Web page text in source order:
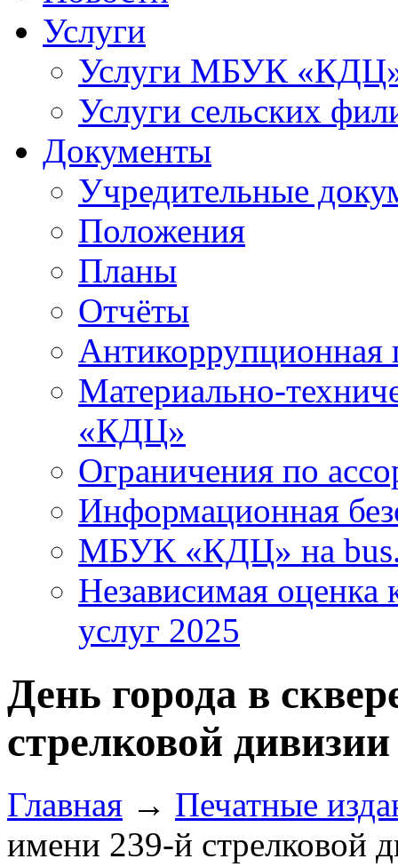
Услуги
Услуги МБУК
Услуги сельских
Документы
Учредительные
Положения
Планы
Отчёты
Антикоррупционная
Материально-
«КДЦ»
Ограничения по
Информационная
МБУК «КДЦ» на
Независимая оценка
услуг 2025
День города в
стрелковой дивизии
Главная → Печатные
имени 239-й стрелковой